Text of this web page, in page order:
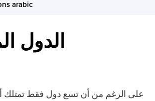
arabic
الدول
على الرغم من أن تسع دول فقط تمتلك